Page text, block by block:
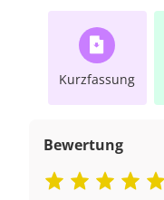
Kurzfassung
Bewertung